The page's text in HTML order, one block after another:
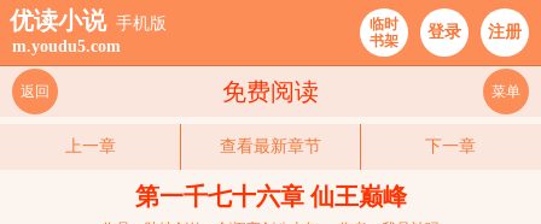
优读小说 手机版
m.youdu5.com
临时
书架
登录 注册
免费阅读
返回 菜单
上一章 查看最新章节 下一章
第一千七十六章 仙王巅峰